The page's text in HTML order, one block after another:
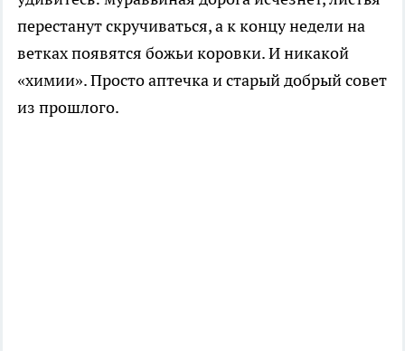
перестанут скручиваться, а к концу недели на
ветках появятся божьи коровки. И никакой
«химии». Просто аптечка и старый добрый совет
из прошлого.